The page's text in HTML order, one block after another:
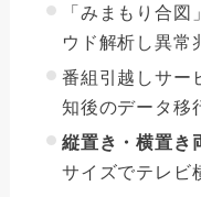
「みまもり合
ウド解析し異常
番組引越しサー
知後のデータ移
縦置き・横置き
サイズでテレビ